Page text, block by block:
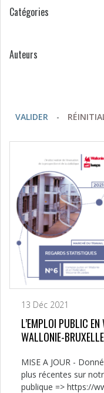
Catégories
Auteurs
VALIDER -
13 Déc 2021
L’EMPLOI PUBLIC EN
WALLONIE-
MISE A JOUR -
plus récentes sur
publique => https://